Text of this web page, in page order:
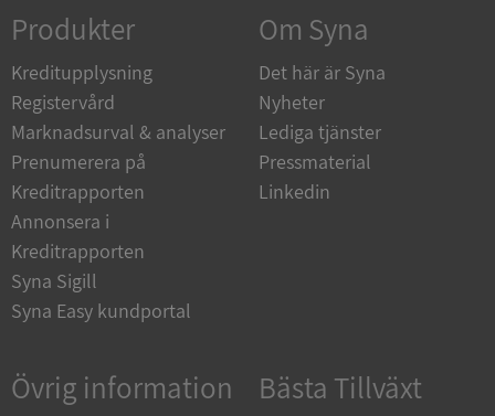
Produkter
Kreditupplysning
Registervård
Marknadsurval & analyser
Prenumerera på
Kreditrapporten
Annonsera i
Kreditrapporten
Syna Sigill
Syna Easy kundportal
Om Syna
Det här är Syna
Nyheter
Lediga tjänster
Pressmaterial
Linkedin
Övrig information Bästa Tillväxt
de.syna.se
ARRAffinity
Microsoft
Corporation
.syna.se
Corporation
upplysningar.syna.se